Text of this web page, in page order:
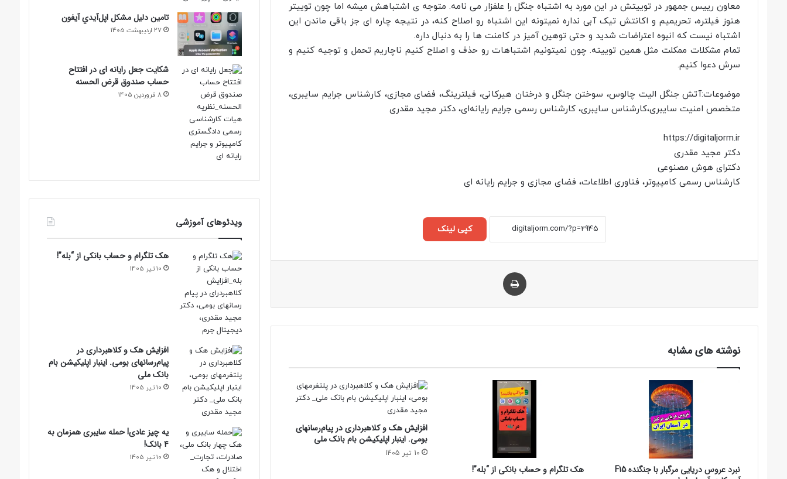
معاون رییس جمهور در توییتش در این مورد به اشتباه جنگل را علفزار می نامه. متوجه ی اشتباهش میشه اما چون توییتر
هنوز فیلتره، تحریمیم و اکانتش تیک آبی نداره نمیتونه این اشتباه رو اصلاح کنه، در نتیجه چاره ای جز باقی ماندن این
اشتباه نیست که انبوه اعتراضات شدید و حتی توهین آمیز در کامنت ها را به دنبال داره.
تمام مشکلات ممکلت مثل همین توییته. چون نمیتونیم اشتباهات رو حذف و اصلاح کنیم ناچاریم تحمل و توجیه کنیم و
سرش دعوا کنیم.
موضوعات:آتش جنگل الیت چالوس، سوختن جنگل و درختان هیرکانی، فیلترینگ، فضای مجازی، کارشناس جرایم سایبری،
متخصص امنیت سایبری،کارشناس سایبری، کارشناس رسمی جرایم رایانه‌ای، دکتر مجید مقدری
https://digitaljorm.ir
دکتر مجید مقدری
دکترای هوش مصنوعی
کارشناس رسمی کامپیوتر، فناوری اطلاعات، فضای مجازی و جرایم رایانه ای
کپی لینک
نوشته های مشابه
نبرد عروس دریایی مرگبار با جنگنده F15
هک تلگرام و حساب بانکی از “بله”!
افزایش هک و کلاهبرداری در پیام‌رسانهای
بومی. اینبار اپلیکیشن بام‌ بانک ملی
10 تیر 1405
تامين دليل مشکل اپل‌آيدي آيفون
27 اردیبهشت 1405
شکایت جعل رایانه ای در افتتاح
حساب صندوق قرض الحسنه
8 فروردین 1405
ویدئوهای آموزشی
هک تلگرام و حساب بانکی از “بله”!
10 تیر 1405
افزایش هک و کلاهبرداری در
پیام‌رسانهای بومی. اینبار اپلیکیشن بام‌
بانک ملی
10 تیر 1405
یه چیز عادی! حمله سایبری همزمان به
4 بانک!
10 تیر 1405